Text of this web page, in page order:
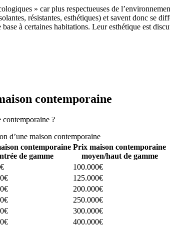
» car plus respectueuses de
résistantes, esthétiques) et savent donc se
à certaines habitations. Leur esthétique est
contemporaine
contemporaine ?
d’une maison contemporaine
contemporaine
de gamme
Prix maison contemporaine
moyen/haut de gamme
100.000€
125.000€
200.000€
250.000€
300.000€
400.000€